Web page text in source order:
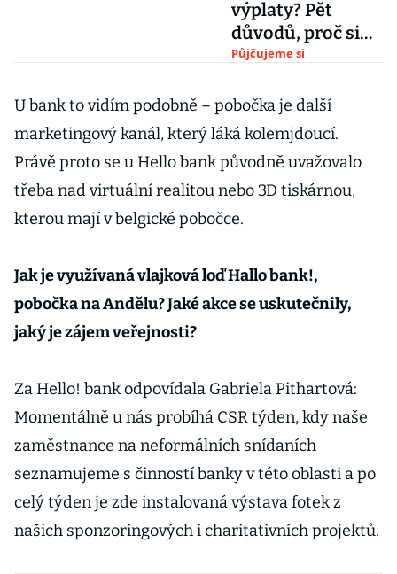
výplaty? Pět
důvodů, proč si
nikdy nebrát tzv.
Půjčujeme si
U bank to vidím podobně – pobočka je další
marketingový kanál, který láká kolemjdoucí.
Právě proto se u Hello bank původně uvažovalo
třeba nad virtuální realitou nebo 3D tiskárnou,
kterou mají v belgické pobočce.
Jak je využívaná vlajková loď Hallo bank!,
pobočka na Andělu? Jaké akce se uskutečnily,
jaký je zájem veřejnosti?
Za Hello! bank odpovídala Gabriela Pithartová:
Momentálně u nás probíhá CSR týden, kdy naše
zaměstnance na neformálních snídaních
seznamujeme s činností banky v této oblasti a po
celý týden je zde instalovaná výstava fotek z
našich sponzoringových i charitativních projektů.